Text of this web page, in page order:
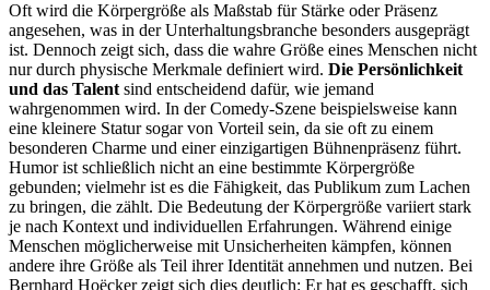
Oft wird die Körpergröße als Maßstab für Stärke oder Präsenz
angesehen, was in der Unterhaltungsbranche besonders ausgeprägt
ist. Dennoch zeigt sich, dass die wahre Größe eines Menschen nicht
nur durch physische Merkmale definiert wird. Die Persönlichkeit
und das Talent sind entscheidend dafür, wie jemand
wahrgenommen wird. In der Comedy-Szene beispielsweise kann
eine kleinere Statur sogar von Vorteil sein, da sie oft zu einem
besonderen Charme und einer einzigartigen Bühnenpräsenz führt.
Humor ist schließlich nicht an eine bestimmte Körpergröße
gebunden; vielmehr ist es die Fähigkeit, das Publikum zum Lachen
zu bringen, die zählt. Die Bedeutung der Körpergröße variiert stark
je nach Kontext und individuellen Erfahrungen. Während einige
Menschen möglicherweise mit Unsicherheiten kämpfen, können
andere ihre Größe als Teil ihrer Identität annehmen und nutzen. Bei
Bernhard Hoëcker zeigt sich dies deutlich: Er hat es geschafft, sich